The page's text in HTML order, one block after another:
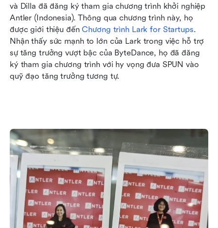
và Dilla đã đăng ký tham gia chương trình khởi nghiệp
Antler (Indonesia). Thông qua chương trình này, họ
được giới thiệu đến Chương trình Lark for Startups.
Nhận thấy sức mạnh to lớn của Lark trong việc hỗ trợ
sự tăng trưởng vượt bậc của ByteDance, họ đã đăng
ký tham gia chương trình với hy vọng đưa SPUN vào
quỹ đạo tăng trưởng tương tự.